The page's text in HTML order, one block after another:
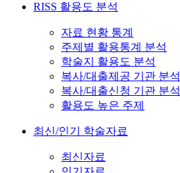
RISS 활용도 분석
자료 현황 통계
주제별 활용통계 분석
학술지 활용도 분석
복사/대출제공 기관 분석
복사/대출신청 기관 분석
활용도 높은 주제
최신/인기 학술자료
최신자료